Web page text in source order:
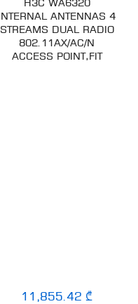
H3C WA6320
INTERNAL ANTENNAS 4
STREAMS DUAL RADIO
802.11AX/AC/N
ACCESS POINT,FIT
11,855.42 ₾